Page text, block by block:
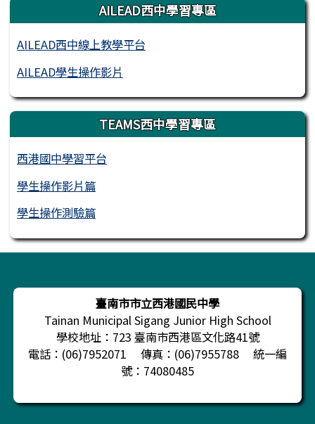
AILEAD西中學習專區
AILEAD西中線上教學平台
AILEAD學生操作影片
TEAMS西中學習專區
西港國中學習平台
學生操作影片篇
學生操作測驗篇
頁尾區域內容
臺南市市立西港國民中學
Tainan Municipal Sigang Junior High School
學校地址：723 臺南市西港區文化路41號
電話：(06)7952071 傳真：(06)7955788 統一編
號：74080485